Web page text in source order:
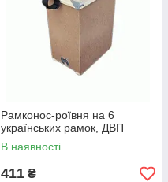
Рамконос-роївня на 6
українських рамок, ДВП
В наявності
411 ₴